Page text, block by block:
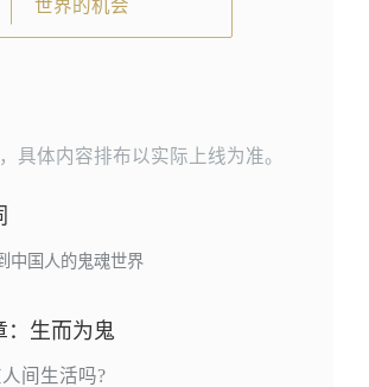
世界的机会
具体内容排布以实际上线为准。
中国人的鬼魂世界
：生而为鬼
间生活吗?